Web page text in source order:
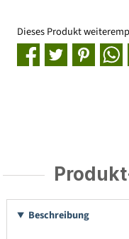
Dieses Produkt
Beschreibung